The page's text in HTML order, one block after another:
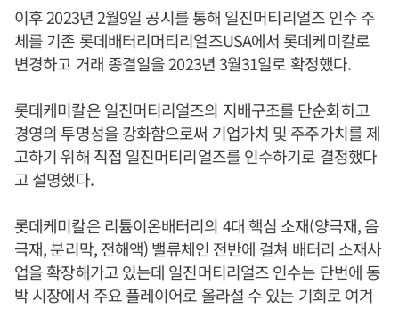
이후 2023년 2월9일 공시를 통해 일진머티리얼즈 인수 주
체를 기존 롯데배터리머티리얼즈USA에서 롯데케미칼로
변경하고 거래 종결일을 2023년 3월31일로 확정했다.
롯데케미칼은 일진머티리얼즈의 지배구조를 단순화하고
경영의 투명성을 강화함으로써 기업가치 및 주주가치를 제
고하기 위해 직접 일진머티리얼즈를 인수하기로 결정했다
고 설명했다.
롯데케미칼은 리튬이온배터리의 4대 핵심 소재(양극재, 음
극재, 분리막, 전해액) 밸류체인 전반에 걸쳐 배터리 소재사
업을 확장해가고 있는데 일진머티리얼즈 인수는 단번에 동
박 시장에서 주요 플레이어로 올라설 수 있는 기회로 여겨